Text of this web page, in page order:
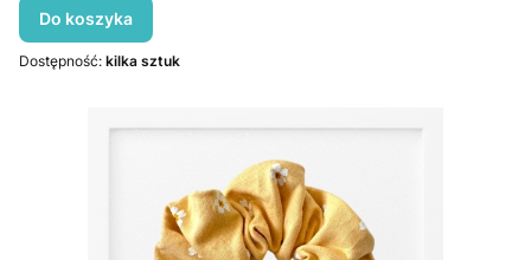
Do koszyka
Dostępność: kilka sztuk